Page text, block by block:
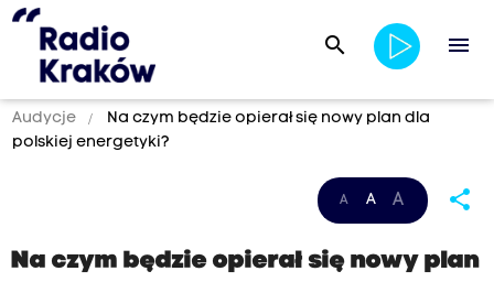
search menu
Audycje
Na czym będzie opierał się nowy plan dla
polskiej energetyki?
A A A share
Na czym będzie opierał się nowy plan